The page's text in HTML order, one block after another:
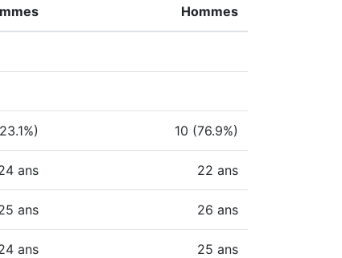
Hommes
10 (76.9%)
ans 22 ans
ans 26 ans
ans 25 ans